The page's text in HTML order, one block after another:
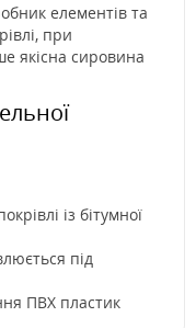
елементів та
при
якісна сировина
із бітумної
під
ПВХ пластик